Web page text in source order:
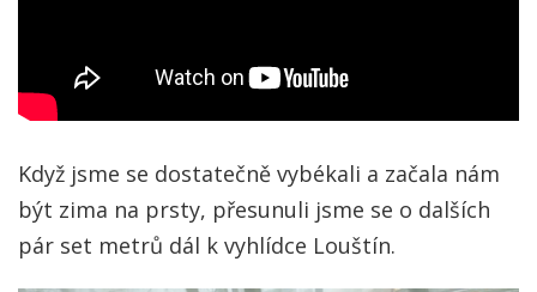
Když jsme se dostatečně vybékali a začala nám
být zima na prsty, přesunuli jsme se o dalších
pár set metrů dál k vyhlídce Louštín.